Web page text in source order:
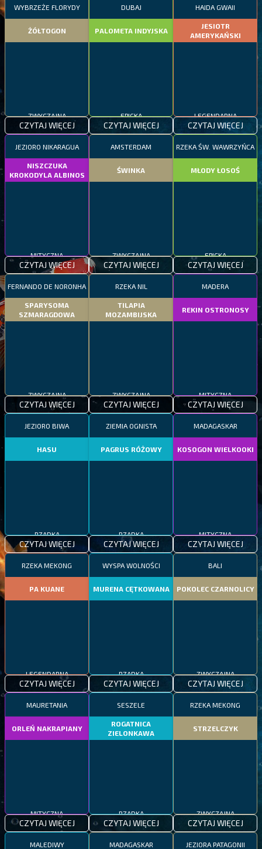
WYBRZEŻE FLORYDY
ŻÓŁTOGON
ZWYCZAJNA
CZYTAJ WIĘCEJ
DUBAJ
PALOMETA INDYJSKA
EPICKA
CZYTAJ WIĘCEJ
HAIDA GWAII
JESIOTR
AMERYKAŃSKI
LEGENDARNA
CZYTAJ WIĘCEJ
JEZIORO NIKARAGUA
NISZCZUKA
KROKODYLA ALBINOS
MITYCZNA
CZYTAJ WIĘCEJ
AMSTERDAM
ŚWINKA
ZWYCZAJNA
CZYTAJ WIĘCEJ
RZEKA ŚW. WAWRZYŃCA
MŁODY ŁOSOŚ
EPICKA
CZYTAJ WIĘCEJ
FERNANDO DE NORONHA
SPARYSOMA
SZMARAGDOWA
ZWYCZAJNA
CZYTAJ WIĘCEJ
RZEKA NIL
TILAPIA
MOZAMBIJSKA
ZWYCZAJNA
CZYTAJ WIĘCEJ
MADERA
REKIN OSTRONOSY
MITYCZNA
CZYTAJ WIĘCEJ
JEZIORO BIWA
HASU
RZADKA
CZYTAJ WIĘCEJ
ZIEMIA OGNISTA
PAGRUS RÓŻOWY
RZADKA
CZYTAJ WIĘCEJ
MADAGASKAR
KOSOGON WIELKOOKI
MITYCZNA
CZYTAJ WIĘCEJ
RZEKA MEKONG
PA KUANE
LEGENDARNA
CZYTAJ WIĘCEJ
WYSPA WOLNOŚCI
MURENA CĘTKOWANA
RZADKA
CZYTAJ WIĘCEJ
BALI
POKOLEC CZARNOLICY
ZWYCZAJNA
CZYTAJ WIĘCEJ
MAURETANIA
ORLEŃ NAKRAPIANY
MITYCZNA
CZYTAJ WIĘCEJ
SESZELE
ROGATNICA
ZIELONKAWA
RZADKA
CZYTAJ WIĘCEJ
RZEKA MEKONG
STRZELCZYK
ZWYCZAJNA
CZYTAJ WIĘCEJ
MALEDIWY MADAGASKAR JEZIORA PATAGONII